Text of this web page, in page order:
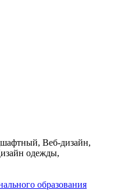
Веб-дизайн,
одежды,
образования